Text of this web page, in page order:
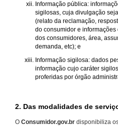
Informação pública:
sigilosas, cuja divulgação
(relato da reclamação,
do consumidor e
dos consumidores, área,
demanda, etc); e
Informação sigilosa: dados
informação cujo caráter
proferidas por órgão
2. Das modalidades de
O Consumidor.gov.br disponibiliza